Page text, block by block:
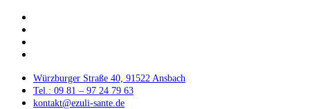
Skip
main
content
Würzburger Straße 40, 91522 Ansbach
Tel.: 09 81 – 97 24 79 63
kontakt@ezuli-sante.de